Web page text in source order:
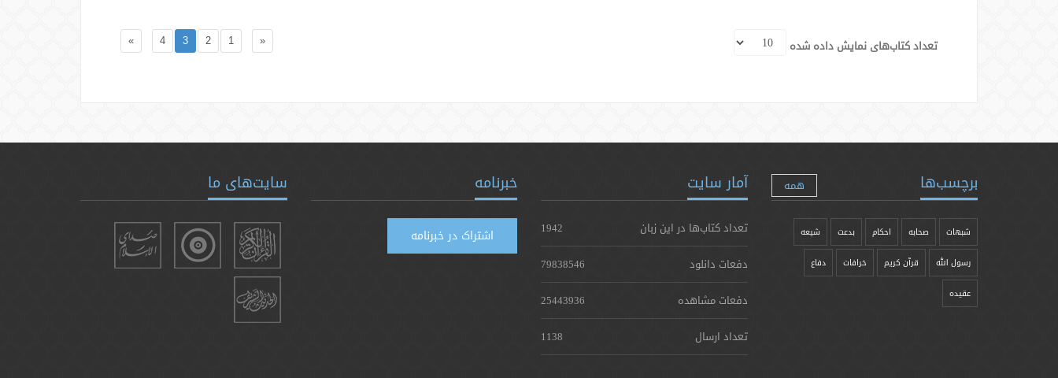
تعداد کتاب‌های نمایش داده شده «
1
2
3
4
»
برچسب‌ها همه
شبهات صحابه احکام بدعت شیعه
رسول الله قرآن کریم خرافات دفاع
عقیده
آمار سایت
تعداد کتاب‌ها در این زبان
1942
دفعات دانلود
79838546
دفعات مشاهده
25443936
تعداد ارسال
1138
خبرنامه
اشتراک در خبرنامه
سایت‌های ما